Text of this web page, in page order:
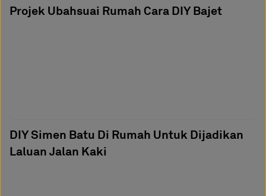
Projek Ubahsuai Rumah Cara DIY Bajet
DIY Simen Batu Di Rumah Untuk Dijadikan
Laluan Jalan Kaki